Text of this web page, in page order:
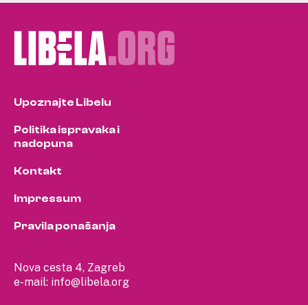
Nova cesta 4, Zagreb
e-mail: info@libela.org
Upoznajte Libelu
Politika ispravaka i
nadopuna
Kontakt
Impressum
Pravila ponašanja